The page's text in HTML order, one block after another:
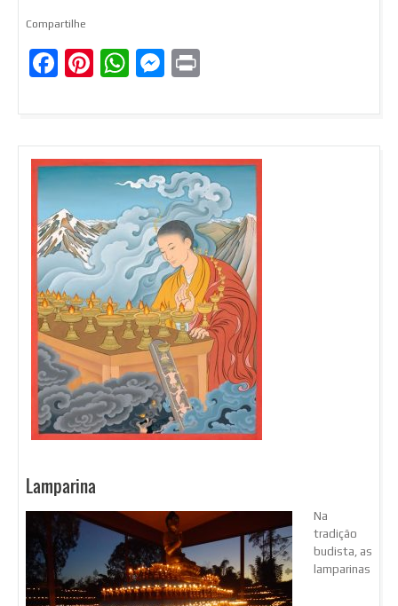
Compartilhe
Facebook
Pinterest
WhatsApp
Messenger
Lamparina
Na
tradição
budista, as
lamparinas